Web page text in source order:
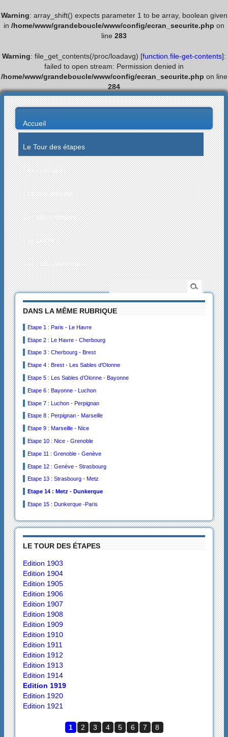
Warning: array_shift() expects parameter 1 to be array, boolean given
in /home/www/grandeboucle/www/config/ecran_securite.php on
line 283
Warning: file_get_contents(/proc/loadavg) [function.file-get-contents]:
failed to open stream: Permission denied in
/home/www/grandeboucle/www/config/ecran_securite.php on line
284
Accueil
Le Tour des étapes
Les palmarès
Les statistiques
Les villes étapes
L’actualité
Les collectionneurs
DANS LA MÊME RUBRIQUE
Etape 1 : Paris - Le Havre
Etape 2 : Le Havre - Cherbourg
Etape 3 : Cherbourg - Brest
Etape 4 : Brest - Les Sables d’Olonne
Etape 5 : Les Sables d’Olonne - Bayonne
Etape 6 : Bayonne - Luchon
Etape 7 : Luchon - Perpignan
Etape 8 : Perpignan - Marseille
Etape 9 : Marseille - Nice
Etape 10 : Nice - Grenoble
Etape 11 : Grenoble - Genève
Etape 12 : Genève - Strasbourg
Etape 13 : Strasbourg - Metz
Etape 14 : Metz - Dunkerque
Etape 15 : Dunkerque -Paris
LE TOUR DES ÉTAPES
Edition 1903
Edition 1904
Edition 1905
Edition 1906
Edition 1907
Edition 1908
Edition 1909
Edition 1910
Edition 1911
Edition 1912
Edition 1913
Edition 1914
Edition 1919
Edition 1920
Edition 1921
1 2 3 4 5 6 7 8